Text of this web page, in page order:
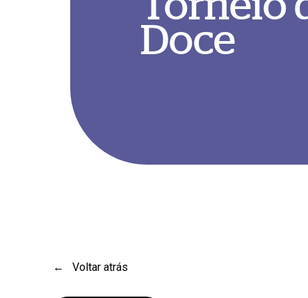
Pressione Enter para pesquisar ou Esc para fechar
Doce
← Voltar atrás